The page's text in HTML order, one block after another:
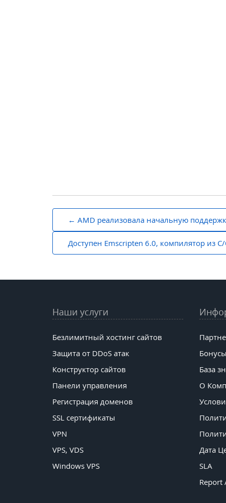
Навигация
по
записям
AMD реализовала начальную
Доступен Emscripten 6.0, компилятор из
Наши услуги
Безлимитный хостинг сайтов
Защита от DDoS атак
Конструктор сайтов
Панели управления
Регистрация доменов
SSL сертификаты
VPN
VPS, VDS
Windows VPS
База
О
Дата
SLA
Report